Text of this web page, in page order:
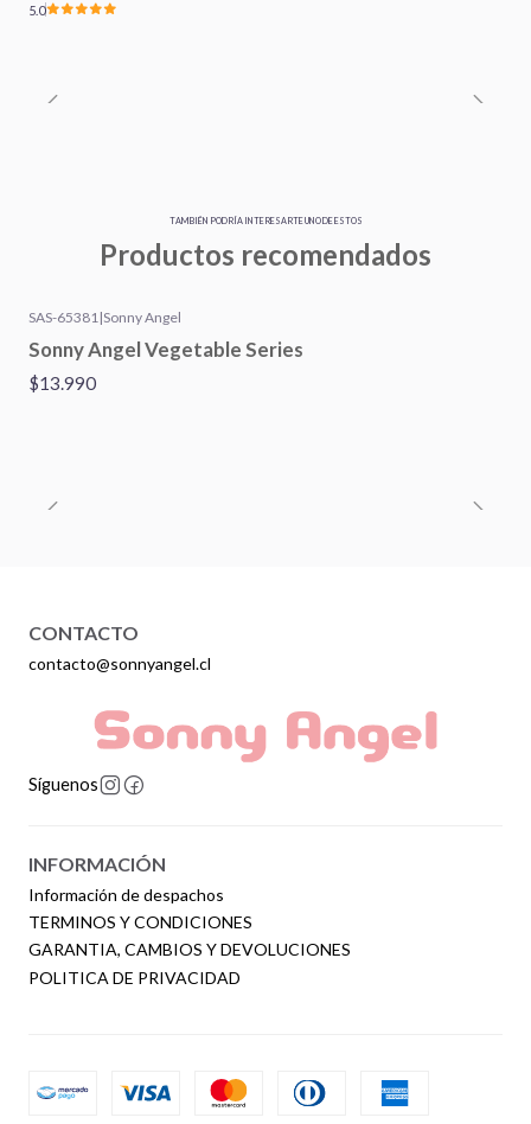
5.0
TAMBIÉN PODRÍA INTERESARTE UNO DE ESTOS
Productos recomendados
SAS-65381 |Sonny Angel
Sonny Angel Vegetable Series
$13.990
CONTACTO
contacto@sonnyangel.cl
Síguenos
INFORMACIÓN
Información de despachos
TERMINOS Y CONDICIONES
GARANTIA, CAMBIOS Y DEVOLUCIONES
POLITICA DE PRIVACIDAD